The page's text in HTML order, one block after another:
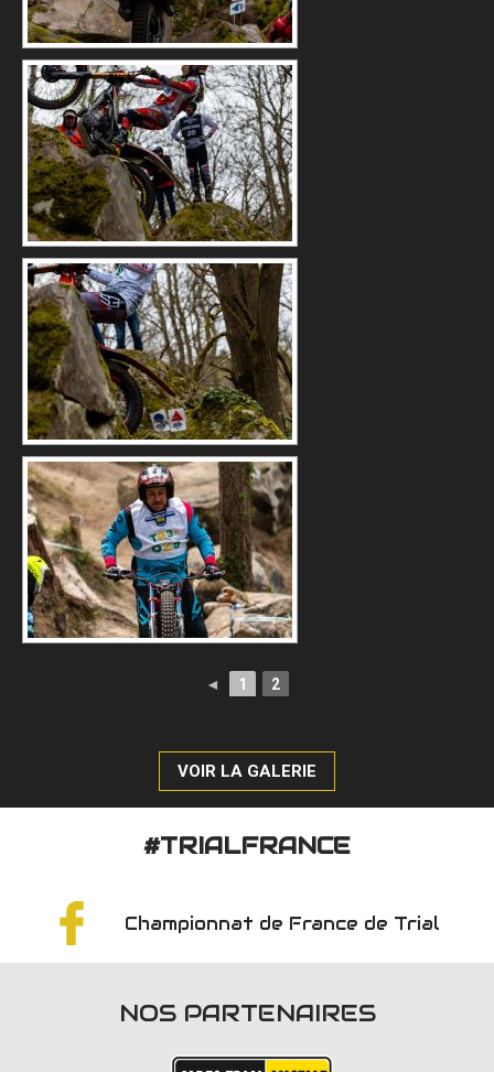
◄ 1 2
VOIR LA GALERIE
#TRIALFRANCE
Championnat de France de Trial
NOS PARTENAIRES